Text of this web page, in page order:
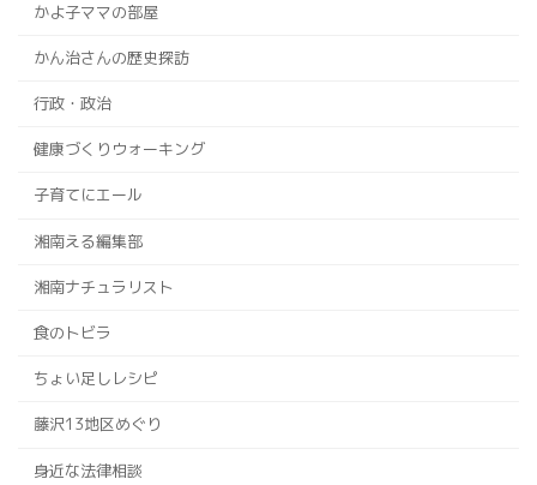
かよ子ママの部屋
かん治さんの歴史探訪
行政・政治
健康づくりウォーキング
子育てにエール
湘南える編集部
湘南ナチュラリスト
食のトビラ
ちょい足しレシピ
藤沢13地区めぐり
身近な法律相談